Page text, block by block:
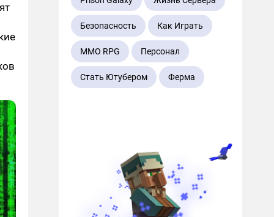
Безопасность Как Играть
MMO RPG Персонал
Стать Ютубером Ферма